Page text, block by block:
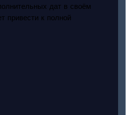
дат в своём
привести к полной